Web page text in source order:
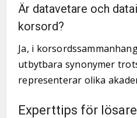
Är datavetare och
korsord?
Ja, i
utbytbara synonymer
representerar olika
Experttips för